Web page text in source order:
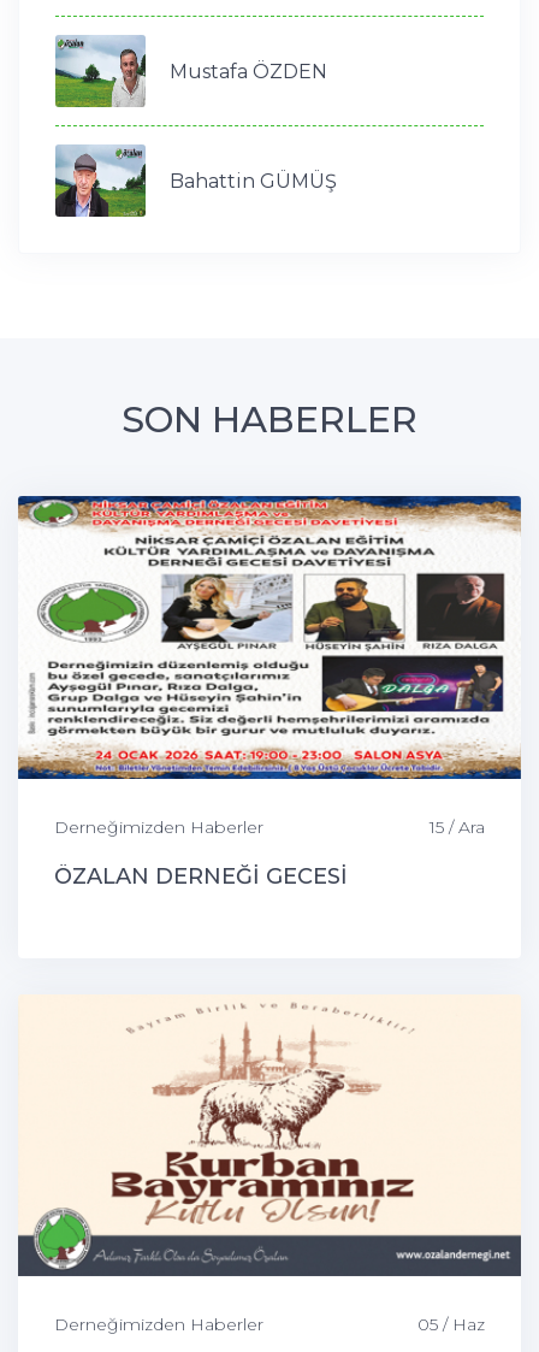
Mustafa ÖZDEN
Bahattin GÜMÜŞ
SON HABERLER
Derneğimizden Haberler 15 / Ara
ÖZALAN DERNEĞİ GECESİ
Derneğimizden Haberler 05 / Haz